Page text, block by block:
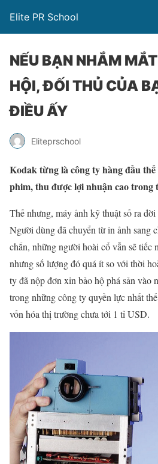
Elite PR School
NẾU BẠN NHẮM
HỘI, ĐỐI THỦ CỦA
ĐIỀU ẤY
Eliteprschool
Kodak từng là công ty hàng đầu thế
phim, thu được lợi nhuận cao trong
Thế nhưng, máy ảnh kỹ thuật số ra
Người dùng đã chuyển từ in ảnh sang
chắn, những người hoài cổ vẫn sẽ tiếc
nhưng số lượng đó quá ít so với thời
ty đã nộp đơn xin bảo hộ phá sản vào
trong những công ty quyền lực nhất
vốn hóa thị trường chưa tới 1 tỉ USD.